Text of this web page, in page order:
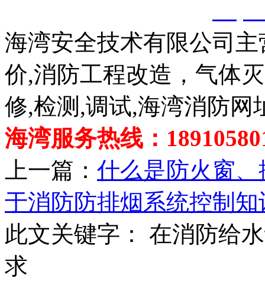
海湾安全技术有限公司
价,消防工程改造，气体
修,检测,调试,海湾消防网
海湾服务热线：
上一篇： 什么是防火窗
于消防防排烟系统控制
此文关键字：
在消防给
求